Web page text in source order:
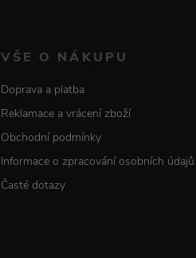
VŠE O NÁKUPU
Doprava a platba
Reklamace a vrácení zboží
Obchodní podmínky
Informace o zpracování osobních údajů
Časté dotazy